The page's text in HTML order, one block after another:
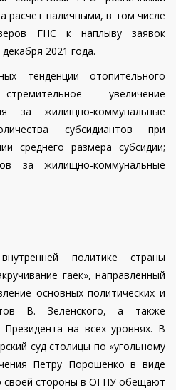
расчет наличными, в том числе
ГНС к наплыву заявок
2021 года.
тенденции отопительного
увеличение
за жилищно-коммунальные
субсидиантов при
среднего размера субсидии;
за жилищно-коммунальные
политике страны
гаек», направленный
основных политических и
В. Зеленского, а также
на всех уровнях. В
суд столицы по «угольному
Петру Порошенко в виде
своей стороны в ОГПУ обещают